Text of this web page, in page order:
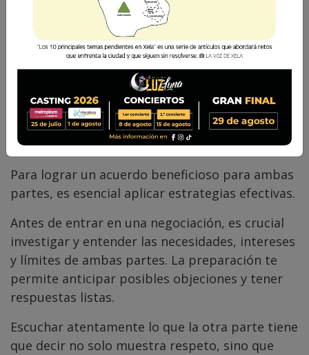
Para lograr un acuerdo beneficioso para ambas
partes, es esencial aplicar estrategias efectivas.
Antes de entrar en una negociación, es crucial
investigar y entender las necesidades, intereses
y límites de ambas partes. La preparación te
permite anticipar posibles objeciones y tener
respuestas listas.
Escuchar atentamente lo que la otra parte tiene
que decir no solo muestra respeto, sino que